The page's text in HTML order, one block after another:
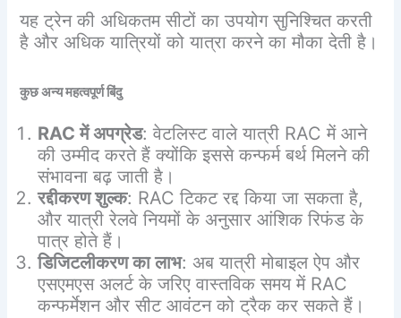
यह ट्रेन की अधिकतम सीटों का उपयोग सुनिश्चित करती
है और अधिक यात्रियों को यात्रा करने का मौका देती है।
कुछअन्यमहत्वपूर्णबिंदु
RACमें अपग्रेड: वेटलिस्ट वाले यात्री RAC में आने
की उम्मीद करते हैं क्योंकि इससे कन्फर्म बर्थ मिलने की
संभावना बढ़ जाती है।
रद्दीकरण शुल्क: RAC टिकट रद्द किया जा सकता है,
और यात्री रेलवे नियमों के अनुसार आंशिक रिफंड के
पात्र होते हैं।
डिजिटलीकरण का लाभ: अब यात्री मोबाइल ऐप और
एसएमएस अलर्ट के जरिए वास्तविक समय में RAC
कन्फर्मेशन और सीट आवंटन को ट्रैक कर सकते हैं।